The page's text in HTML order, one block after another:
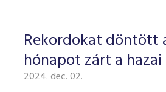
Jelzáloglevél indexek
Vállalati kötvény indexek
Azonnali Piac
Részvények
Származékos piac
Részvény szekció
Hitelpapír szekció
BÉT szabályzatok
Befektetővédelem
Alkalmazott díjstruktúra
Elszámolás
Részvény és vállalati kötvény
program
BÉT Xtend - Részvénypiac
TŐZSDETAGOK
Tőzsdetagok, üzletkötők
VENDOROK
Rekordokat döntött
hónapot zárt a
2024. dec. 02.